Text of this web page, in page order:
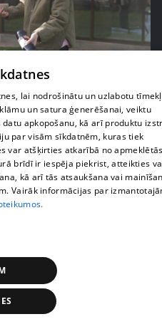
ievērot veselīga
lai nodrošinātu un uzlabotu
un satura ģenerēšanai, veiktu
apkopošanu, kā arī produktu
par visām sīkdatnēm, kuras tiek
var atšķirties atkarībā no
brīdī ir iespēja piekrist, atteikties
kā arī tās atsaukšana vai
Vairāk informācijas par